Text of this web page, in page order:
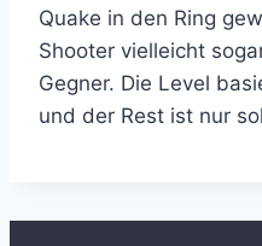
Quake in den Ring
Shooter vielleicht
Gegner. Die Level
und der Rest ist nur